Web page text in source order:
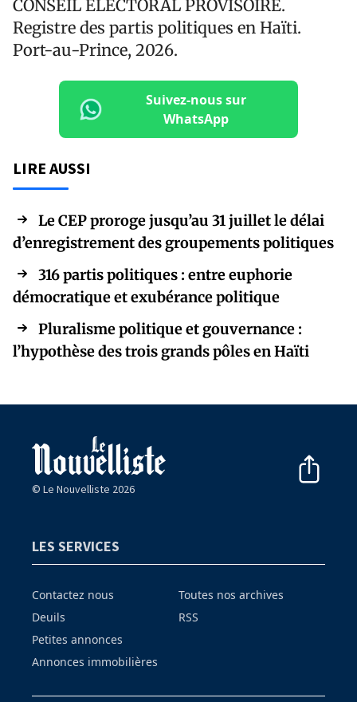
CONSEIL ÉLECTORAL PROVISOIRE.
Registre des partis politiques en Haïti.
Port-au-Prince, 2026.
Suivez-nous sur
WhatsApp
LIRE AUSSI
Le CEP proroge jusqu’au 31 juillet le délai
d’enregistrement des groupements politiques
316 partis politiques : entre euphorie
démocratique et exubérance politique
Pluralisme politique et gouvernance :
l’hypothèse des trois grands pôles en Haïti
© Le Nouvelliste 2026
LES SERVICES
Contactez nous
Deuils
Petites annonces
Annonces immobilières
Toutes nos archives
RSS